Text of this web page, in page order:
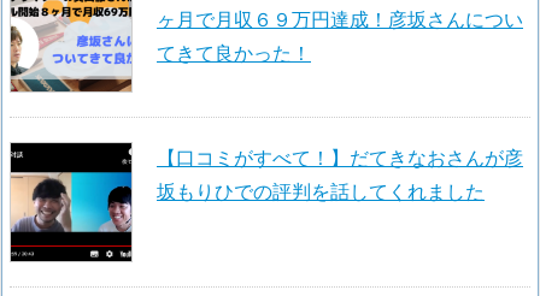
ヶ月で月収６９万円達成！彦坂さんについ
てきて良かった！
【口コミがすべて！】だてきなおさんが彦
坂もりひでの評判を話してくれました